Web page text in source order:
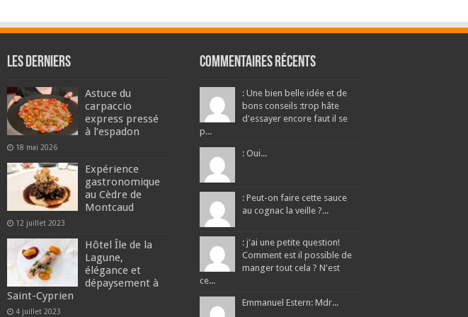
Les derniers
Astuce du
carpaccio
express pressé
à l’espadon
18 mai 2026
Expérience
gastronomique
au Cèdre de
Montcaud
12 juillet 2023
Hôtel Île de la
Lagune,
élégance et
dépaysement à
Saint-Cyprien
4 juillet 2023
Commentaires récents
: Une bien belle idée et de
bons conseils :trop hâte
d'essayer encore faut il se
p...
: Oui...
: Peut-on faire cette sauce
au cognac la veille ?...
: j'ai une petite question!
Comment est il possible de
manger tout cela ? N'est
ce...
Emmanuel Estern: Mdr...